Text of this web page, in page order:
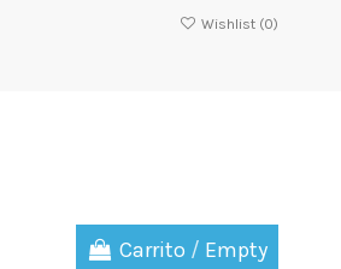
Wishlist (0)
Carrito / Empty